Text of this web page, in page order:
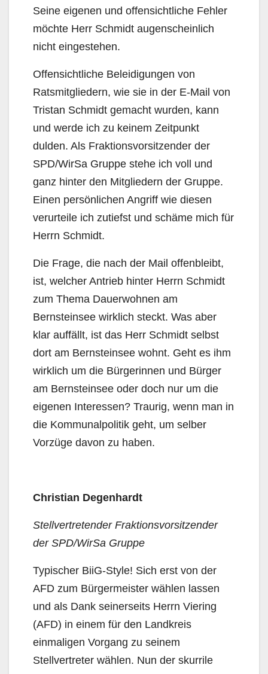
Seine eigenen und offensichtliche Fehler
möchte Herr Schmidt augenscheinlich
nicht eingestehen.
Offensichtliche Beleidigungen von
Ratsmitgliedern, wie sie in der E-Mail von
Tristan Schmidt gemacht wurden, kann
und werde ich zu keinem Zeitpunkt
dulden. Als Fraktionsvorsitzender der
SPD/WirSa Gruppe stehe ich voll und
ganz hinter den Mitgliedern der Gruppe.
Einen persönlichen Angriff wie diesen
verurteile ich zutiefst und schäme mich für
Herrn Schmidt.
Die Frage, die nach der Mail offenbleibt,
ist, welcher Antrieb hinter Herrn Schmidt
zum Thema Dauerwohnen am
Bernsteinsee wirklich steckt. Was aber
klar auffällt, ist das Herr Schmidt selbst
dort am Bernsteinsee wohnt. Geht es ihm
wirklich um die Bürgerinnen und Bürger
am Bernsteinsee oder doch nur um die
eigenen Interessen? Traurig, wenn man in
die Kommunalpolitik geht, um selber
Vorzüge davon zu haben.
Christian Degenhardt
Stellvertretender Fraktionsvorsitzender
der SPD/WirSa Gruppe
Typischer BiiG-Style! Sich erst von der
AFD zum Bürgermeister wählen lassen
und als Dank seinerseits Herrn Viering
(AFD) in einem für den Landkreis
einmaligen Vorgang zu seinem
Stellvertreter wählen. Nun der skurrile